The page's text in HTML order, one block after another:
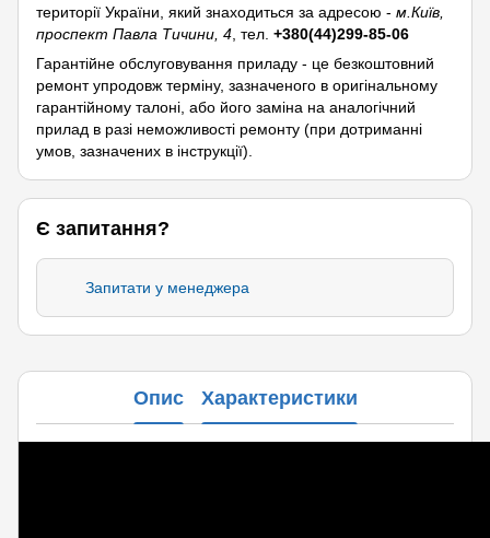
території України, який знаходиться за адресою - м.Київ,
проспект Павла Тичини, 4 , тел. +380(44)299-85-06
Гарантійне обслуговування приладу - це безкоштовний
ремонт упродовж терміну, зазначеного в оригінальному
гарантійному талоні, або його заміна на аналогічний
прилад в разі неможливості ремонту (при дотриманні
умов, зазначених в інструкції).
Є запитання?
Запитати у менеджера
Опис Характеристики